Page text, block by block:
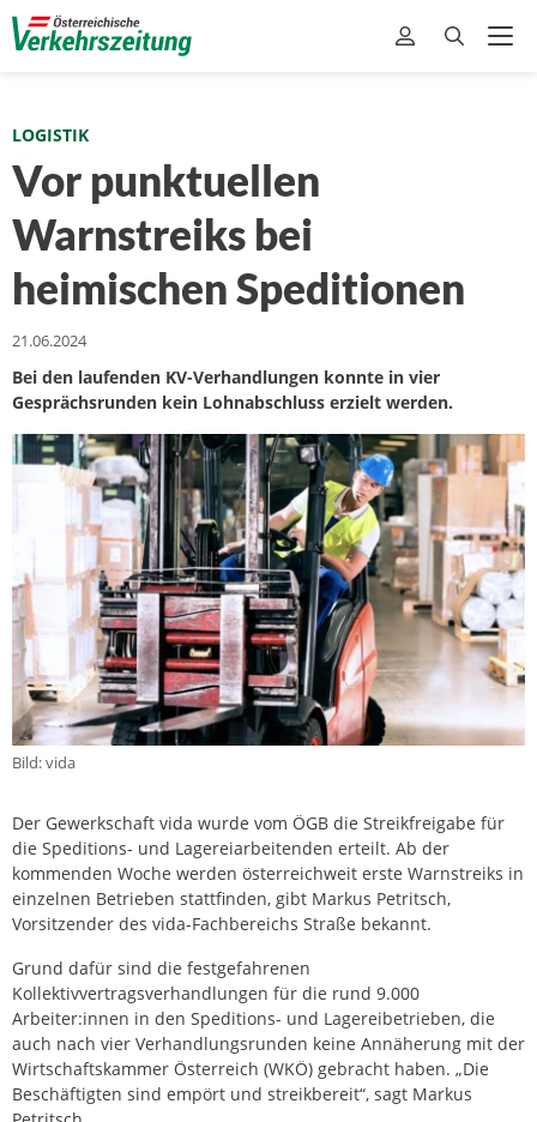
LOGISTIK
Vor punktuellen
Warnstreiks bei
heimischen Speditionen
21.06.2024
Bei den laufenden KV-Verhandlungen konnte in vier
Gesprächsrunden kein Lohnabschluss erzielt werden.
Bild: vida
Der Gewerkschaft vida wurde vom ÖGB die Streikfreigabe für
die Speditions- und Lagereiarbeitenden erteilt. Ab der
kommenden Woche werden österreichweit erste Warnstreiks in
einzelnen Betrieben stattfinden, gibt Markus Petritsch,
Vorsitzender des vida-Fachbereichs Straße bekannt.
Grund dafür sind die festgefahrenen
Kollektivvertragsverhandlungen für die rund 9.000
Arbeiter:innen in den Speditions- und Lagereibetrieben, die
auch nach vier Verhandlungsrunden keine Annäherung mit der
Wirtschaftskammer Österreich (WKÖ) gebracht haben. „Die
Beschäftigten sind empört und streikbereit“, sagt Markus